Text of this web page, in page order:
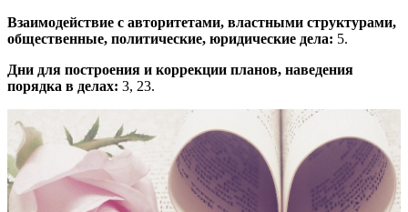
Взаимодействие с авторитетами, властными структурами,
общественные, политические, юридические дела: 5.
Дни для построения и коррекции планов, наведения
порядка в делах: 3, 23.